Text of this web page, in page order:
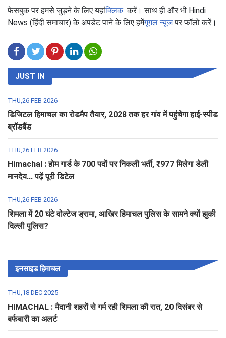
फेसबुक पर हमसे जुड़ने के लिए यहांक्लिककरें। साथ ही और भी Hindi
News (हिंदी समाचार) के अपडेट पाने के लिए हमेंगूगल न्यूजपर फॉलो करें।
JUST IN
THU,26 FEB 2026
डिजिटल हिमाचल का रोडमैप तैयार, 2028 तक हर गांव में पहुंचेगा हाई-स्पीड
ब्रॉडबैंड
THU,26 FEB 2026
Himachal : होम गार्ड के 700 पदों पर निकली भर्ती, ₹977 मिलेगा डेली
मानदेय... पढ़ें पूरी डिटेल
THU,26 FEB 2026
शिमला में 20 घंटे वोल्टेज ड्रामा, आखिर हिमाचल पुलिस के सामने क्यों झुकी
दिल्ली पुलिस?
इनसाइड हिमाचल
THU,18 DEC 2025
HIMACHAL : मैदानी शहरों से गर्म रही शिमला की रात, 20 दिसंबर से
बर्फबारी का अलर्ट